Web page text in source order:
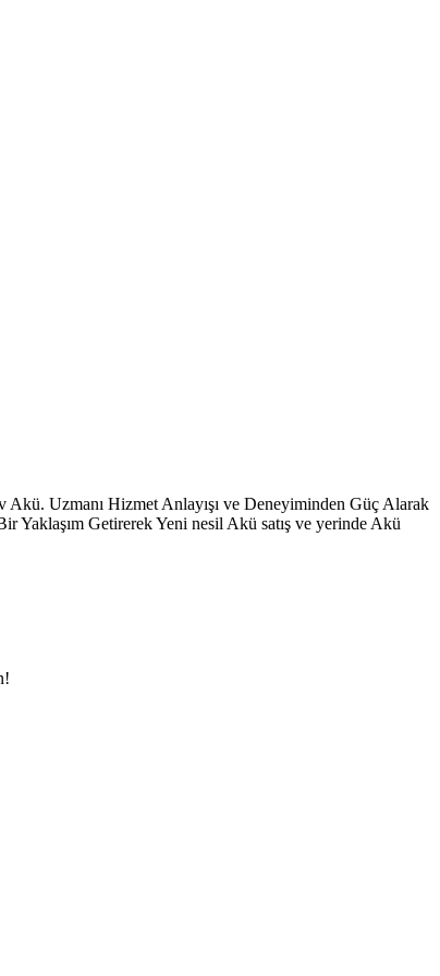
Akü. Uzmanı Hizmet Anlayışı ve Deneyiminden Güç Alarak
Getirerek Yeni nesil Akü satış ve yerinde Akü